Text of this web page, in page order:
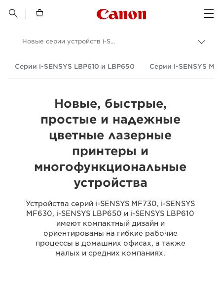
 
Canon Logo, back
Новые серии устройств i-SENSYS
Серии i-SENSYS LBP610 и LBP650 Серии i-SENSYS
Новые, быстрые,
простые и надежные
цветные лазерные
принтеры и
многофункциональные
устройства
Устройства серий i-SENSYS MF730, i-SENSYS
MF630, i-SENSYS LBP650 и i-SENSYS LBP610
имеют компактный дизайн и
ориентированы на гибкие рабочие
процессы в домашних офисах, а также
малых и средних компаниях.